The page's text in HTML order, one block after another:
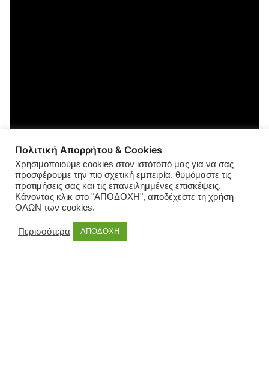
Πολιτική Απορρήτου & Cookies
Χρησιμοποιούμε cookies στον ιστότοπό μας για να σας
προσφέρουμε την πιο σχετική εμπειρία, θυμόμαστε τις
προτιμήσεις σας και τις επανειλημμένες επισκέψεις.
Κάνοντας κλικ στο "ΑΠΟΔΟΧΗ", αποδέχεστε τη χρήση
ΟΛΩΝ των cookies.
Περισσότερα ΑΠΟΔΟΧΗ